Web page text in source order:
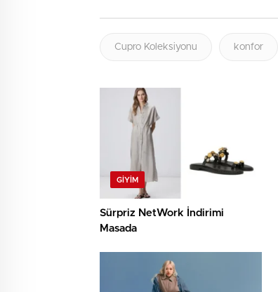
Cupro Koleksiyonu konfor
GIYIM
Sürpriz NetWork İndirimi
Masada